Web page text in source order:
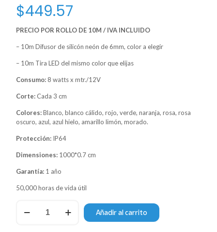
$449.57
PRECIO POR ROLLO DE 10M / IVA INCLUIDO
– 10m Difusor de silicón neón de 6mm, color a elegir
– 10m Tira LED del mismo color que elijas
Consumo: 8 watts x mtr./12V
Corte:Cada 3 cm
Colores:Blanco, blanco cálido, rojo, verde, naranja, rosa, rosa
oscuro, azul, azul hielo, amarillo limón, morado.
Protección: IP64
Dimensiones: 1000*0.7 cm
Garantía: 1 año
50,000 horas de vida útil
Duo
Añadir al carrito